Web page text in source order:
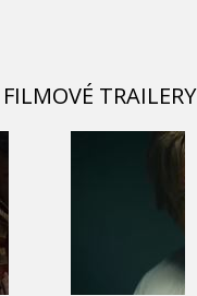
TRAILERY